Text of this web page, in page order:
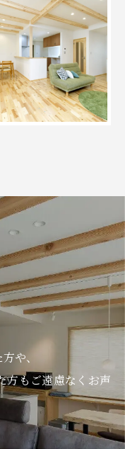
や、
方もご遠慮なくお声